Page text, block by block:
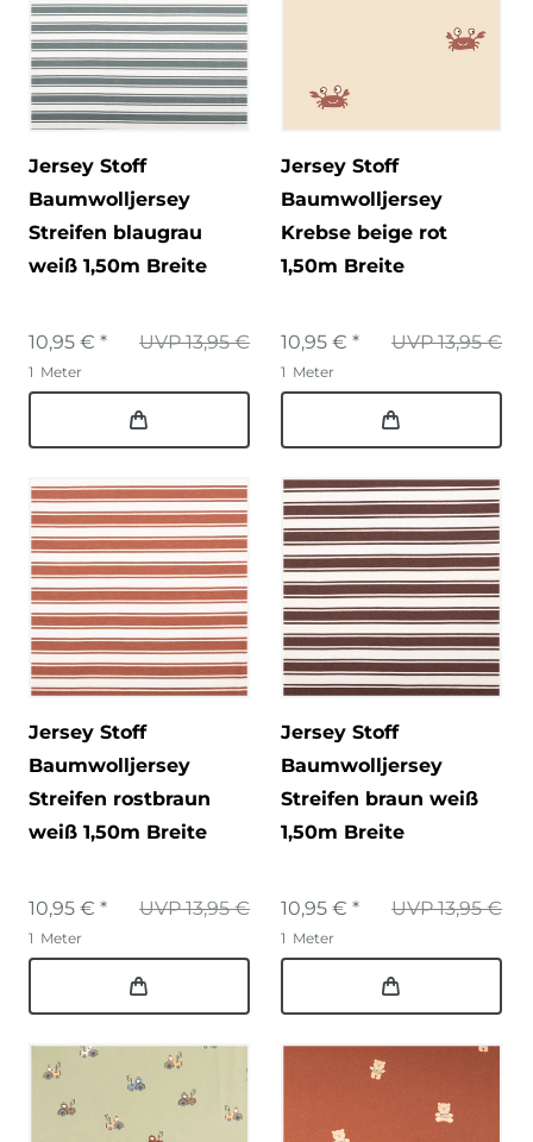
Jersey Stoff
Baumwolljersey
Streifen blaugrau
weiß 1,50m Breite
UVP 13,95 €
10,95 € *
1 Meter
Jersey Stoff
Baumwolljersey
Krebse beige rot
1,50m Breite
UVP 13,95 €
10,95 € *
1 Meter
Jersey Stoff
Baumwolljersey
Streifen rostbraun
weiß 1,50m Breite
UVP 13,95 €
10,95 € *
1 Meter
Jersey Stoff
Baumwolljersey
Streifen braun weiß
1,50m Breite
UVP 13,95 €
10,95 € *
1 Meter